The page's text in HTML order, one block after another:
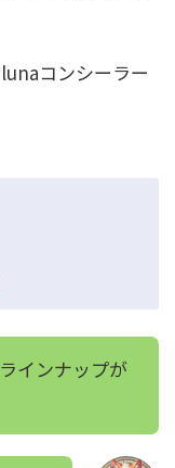
コンシーラー
インナップが